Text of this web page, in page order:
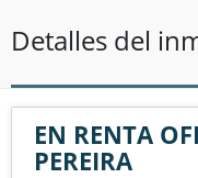
Detalles del
EN RENTA
PEREIRA